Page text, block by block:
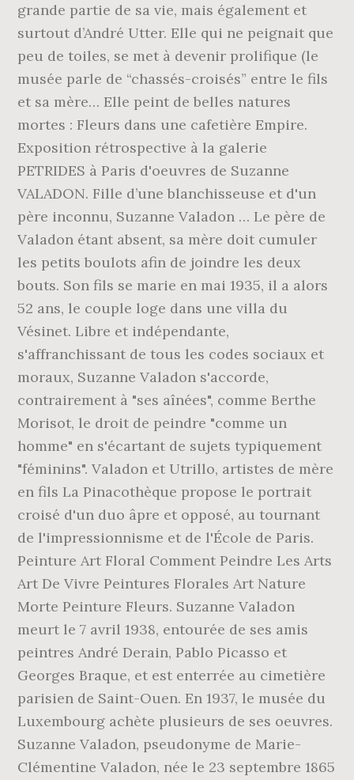
grande partie de sa vie, mais également et
surtout d’André Utter. Elle qui ne peignait que
peu de toiles, se met à devenir prolifique (le
musée parle de “chassés-croisés” entre le fils
et sa mère… Elle peint de belles natures
mortes : Fleurs dans une cafetière Empire.
Exposition rétrospective à la galerie
PETRIDES à Paris d'oeuvres de Suzanne
VALADON. Fille d’une blanchisseuse et d'un
père inconnu, Suzanne Valadon … Le père de
Valadon étant absent, sa mère doit cumuler
les petits boulots afin de joindre les deux
bouts. Son fils se marie en mai 1935, il a alors
52 ans, le couple loge dans une villa du
Vésinet. Libre et indépendante,
s'affranchissant de tous les codes sociaux et
moraux, Suzanne Valadon s'accorde,
contrairement à "ses aînées", comme Berthe
Morisot, le droit de peindre "comme un
homme" en s'écartant de sujets typiquement
"féminins". Valadon et Utrillo, artistes de mère
en fils La Pinacothèque propose le portrait
croisé d'un duo âpre et opposé, au tournant
de l'impressionnisme et de l'École de Paris.
Peinture Art Floral Comment Peindre Les Arts
Art De Vivre Peintures Florales Art Nature
Morte Peinture Fleurs. Suzanne Valadon
meurt le 7 avril 1938, entourée de ses amis
peintres André Derain, Pablo Picasso et
Georges Braque, et est enterrée au cimetière
parisien de Saint-Ouen. En 1937, le musée du
Luxembourg achète plusieurs de ses oeuvres.
Suzanne Valadon, pseudonyme de Marie-
Clémentine Valadon, née le 23 septembre 1865